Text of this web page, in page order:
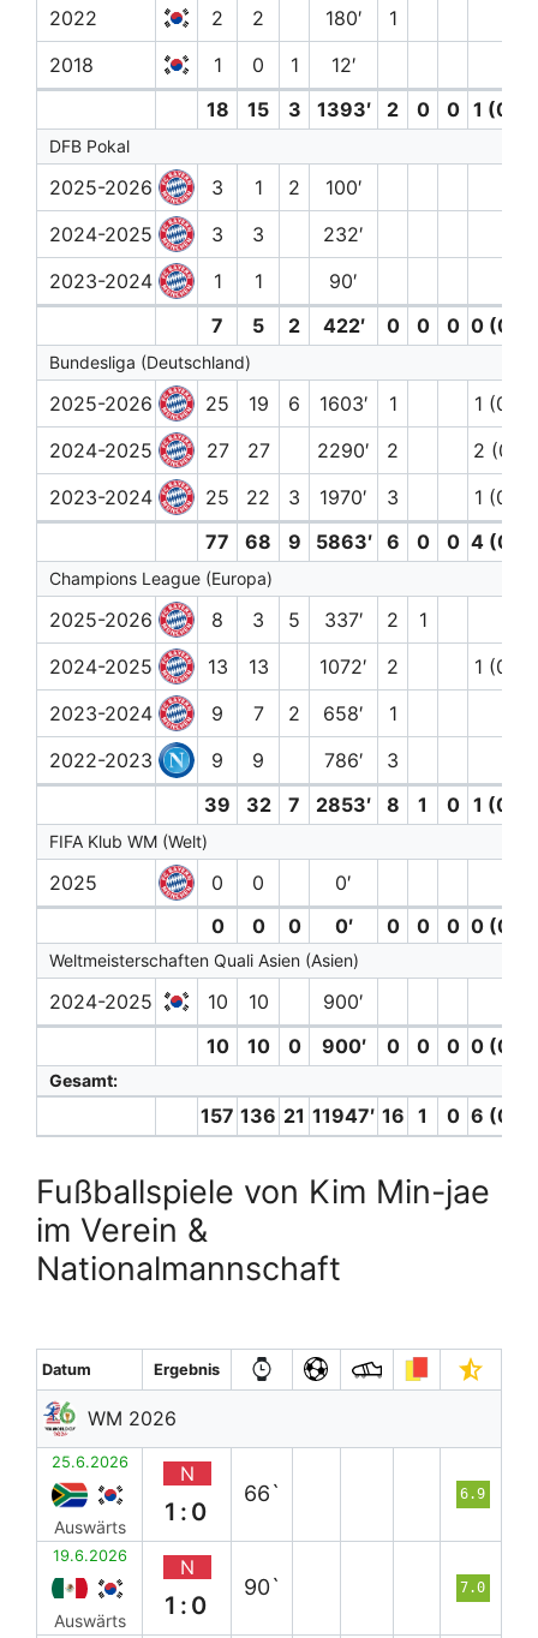
2022
2 2 180′
1
2018
1 0 1
12′
18
15 3 1393′ 2 0 0 1 (0)
DFB Pokal
2025-2026 3 1 2
100′
2024-2025
3 3
232′
2023-2024
1 1
90′
7
5 2 422′ 0 0 0 0 (0)
Bundesliga (Deutschland)
2025-2026 25 19 6 1603′ 1 1 (0)
2024-2025
27 27 2290′ 2
2 (0)
2023-2024
25 22 3 1970′ 3 1 (0)
77
68 9 5863′ 6 0 0 4 (0)
Champions League (Europa)
2025-2026 8 3 5 337′ 2
1
2024-2025
13 13 1072′ 2
1 (0)
2023-2024
9 7 2 658′
1
2022-2023
9 9 786′
3
39
32 7 2853′ 8 1 0 1 (0)
FIFA Klub WM (Welt)
2025 0 0
0′
0
0 0 0′ 0 0 0 0 (0)
Weltmeisterschaften Quali Asien (Asien)
2024-2025 10 10 900′
10
10 0 900′ 0 0 0 0 (0)
Gesamt:
157 136 21 11947′ 16 1 0 6 (0)
Fußballspiele von Kim Min-jae
im Verein &
Nationalmannschaft
Datum Ergebnis
WM 2026
25.6.2026
Auswärts
N
1:0
66` 6.9
19.6.2026
Auswärts
N
1:0
90` 7.0